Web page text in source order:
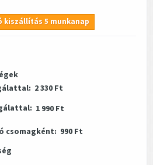
kiszállítás 5 munkanap
2 330 Ft
1 990 Ft
csomagként: 990 Ft